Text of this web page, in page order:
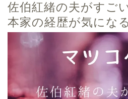
佐伯紅緒の夫がすご
本家の経歴が気にな